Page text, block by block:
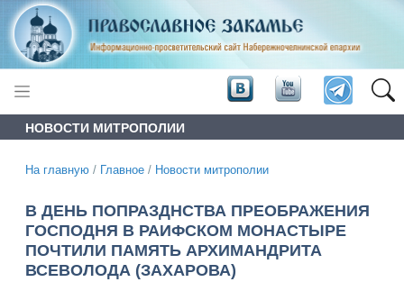
НОВОСТИ МИТРОПОЛИИ
На главную / Главное / Новости митрополии
В ДЕНЬ ПОПРАЗДНСТВА ПРЕОБРАЖЕНИЯ
ГОСПОДНЯ В РАИФСКОМ МОНАСТЫРЕ
ПОЧТИЛИ ПАМЯТЬ АРХИМАНДРИТА
ВСЕВОЛОДА (ЗАХАРОВА)